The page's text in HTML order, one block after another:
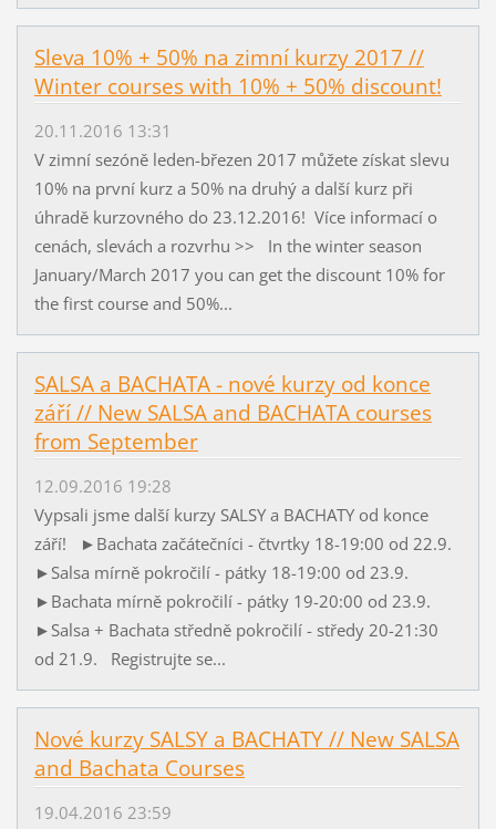
Sleva 10% + 50% na zimní kurzy 2017 //
Winter courses with 10% + 50% discount!
20.11.2016 13:31
V zimní sezóně leden-březen 2017 můžete získat slevu
10% na první kurz a 50% na druhý a další kurz při
úhradě kurzovného do 23.12.2016! Více informací o
cenách, slevách a rozvrhu >> In the winter season
January/March 2017 you can get the discount 10% for
the first course and 50%...
SALSA a BACHATA - nové kurzy od konce
září // New SALSA and BACHATA courses
from September
12.09.2016 19:28
Vypsali jsme další kurzy SALSY a BACHATY od konce
září! ►Bachata začátečníci - čtvrtky 18-19:00 od 22.9.
►Salsa mírně pokročilí - pátky 18-19:00 od 23.9.
►Bachata mírně pokročilí - pátky 19-20:00 od 23.9.
►Salsa + Bachata středně pokročilí - středy 20-21:30
od 21.9. Registrujte se...
Nové kurzy SALSY a BACHATY // New SALSA
and Bachata Courses
19.04.2016 23:59